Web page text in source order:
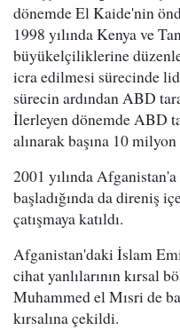
dönemde El Kaide'nin
1998 yılında Kenya ve
büyükelçiliklerine
icra edilmesi sürecinde
sürecin ardından ABD
İlerleyen dönemde ABD
alınarak başına 10
2001 yılında
başladığında da direniş
çatışmaya katıldı.
Afganistan'daki İslam
cihat yanlılarının kırsal
Muhammed el Mısri de
kırsalına çekildi.